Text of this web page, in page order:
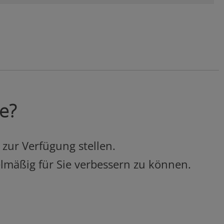
Verfügung stellen.
für Sie verbessern zu können.